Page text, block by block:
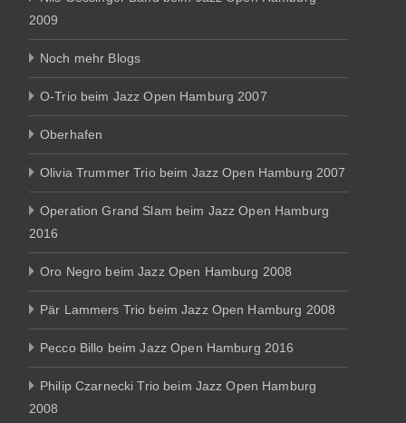
2009
Noch mehr Blogs
O-Trio beim Jazz Open Hamburg 2007
Oberhafen
Olivia Trummer Trio beim Jazz Open Hamburg 2007
Operation Grand Slam beim Jazz Open Hamburg
2016
Oro Negro beim Jazz Open Hamburg 2008
Pär Lammers Trio beim Jazz Open Hamburg 2008
Pecco Billo beim Jazz Open Hamburg 2016
Philip Czarnecki Trio beim Jazz Open Hamburg
2008